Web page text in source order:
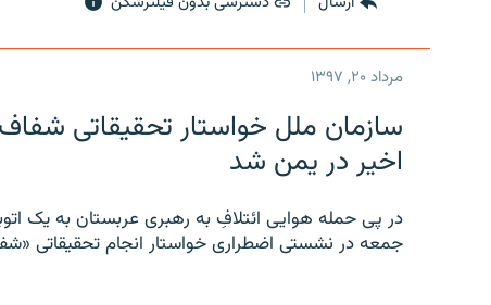
مرداد ۲۰, ۱۳۹۷
سازمان ملل خواستار تحقیقاتی
اخیر در یمن شد
در پی حمله هوایی ائتلافِ به رهبری عربستان به یک
جمعه در نشستی اضطراری خواستار انجام تحقیقاتی